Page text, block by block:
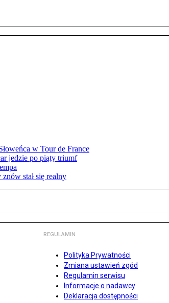
w Tour de France
jedzie po piąty triumf
stał się realny
REGULAMIN
Polityka Prywatności
Zmiana ustawień zgód
Regulamin serwisu
Informacje o nadawcy
Deklaracja dostępności